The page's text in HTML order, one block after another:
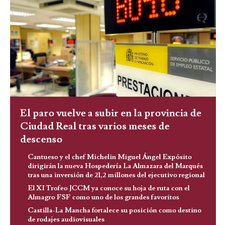
El paro vuelve a subir en la provincia de
Ciudad Real tras varios meses de
descenso
Cantueso y el chef Michelin Miguel Ángel Expósito
dirigirán la nueva Hospedería La Almazara del Marqués
tras una inversión de 21,2 millones del ejecutivo regional
El XI Trofeo JCCM ya conoce su hoja de ruta con el
Almagro FSF como uno de los grandes favoritos
Castilla-La Mancha fortalece su posición como destino
de rodajes audiovisuales